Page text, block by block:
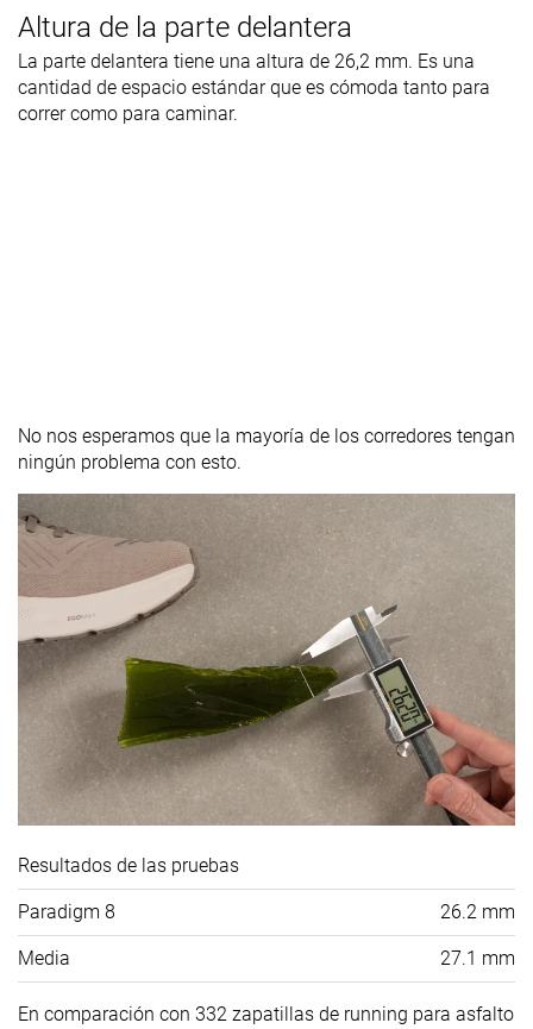
Altura de la parte delantera
La parte delantera tiene una altura de 26,2 mm. Es una
cantidad de espacio estándar que es cómoda tanto para
correr como para caminar.
No nos esperamos que la mayoría de los corredores tengan
ningún problema con esto.
Resultados de las pruebas
Paradigm 8 26.2 mm
Media 27.1 mm
En comparación con 332 zapatillas de running para asfalto